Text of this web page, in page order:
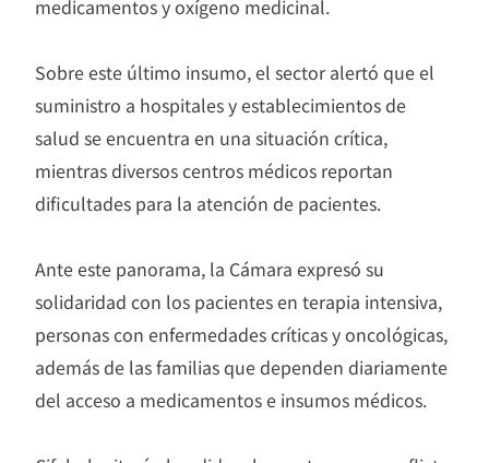
medicamentos y oxígeno medicinal.
Sobre este último insumo, el sector alertó que el
suministro a hospitales y establecimientos de
salud se encuentra en una situación crítica,
mientras diversos centros médicos reportan
dificultades para la atención de pacientes.
Ante este panorama, la Cámara expresó su
solidaridad con los pacientes en terapia intensiva,
personas con enfermedades críticas y oncológicas,
además de las familias que dependen diariamente
del acceso a medicamentos e insumos médicos.